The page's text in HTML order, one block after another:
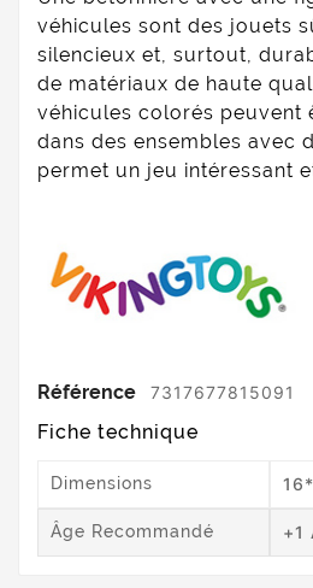
véhicules sont des jouets
silencieux et, surtout,
de matériaux de haute
véhicules colorés peuvent
dans des ensembles avec
permet un jeu intéressant
Référence 7317677815091
Fiche technique
Dimensions
Âge Recommandé +1